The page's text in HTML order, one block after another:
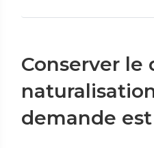
Conserver le
demande